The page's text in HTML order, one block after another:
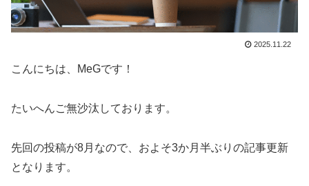
2025.11.22
こんにちは、MeGです！
たいへんご無沙汰しております。
先回の投稿が8月なので、およそ3か月半ぶりの記事更新
となります。